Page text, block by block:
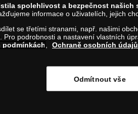
spolehlivost a bezpečnost
informace o uživatelích, jejich
se třetími stranami, např. našimi
podrobnosti a nastavení vlastních
Ochraně osobních údajů
Odmítnout vše